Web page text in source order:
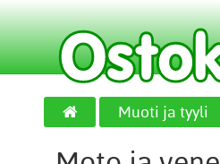
Muoti ja tyyli